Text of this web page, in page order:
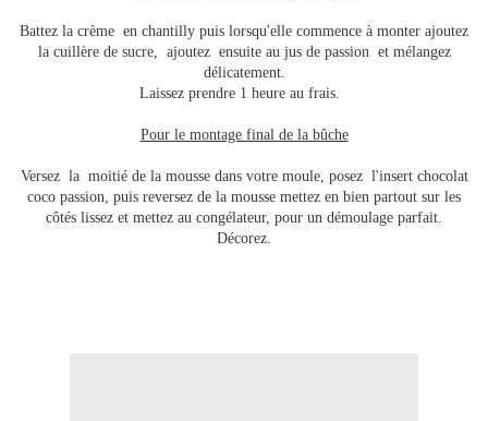
Battez la crème en chantilly puis lorsqu'elle commence à monter ajoutez
la cuillère de sucre, ajoutez ensuite au jus de passion et mélangez
délicatement.
Laissez prendre 1 heure au frais.
Pour le montage final de la bûche
Versez la moitié de la mousse dans votre moule, posez l'insert chocolat
coco passion, puis reversez de la mousse mettez en bien partout sur les
côtés lissez et mettez au congélateur, pour un démoulage parfait.
Décorez.